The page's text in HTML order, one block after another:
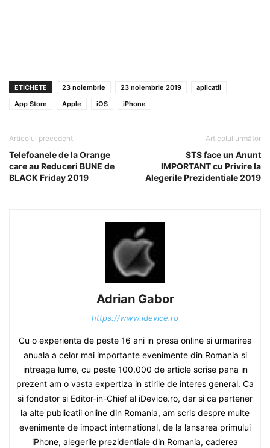
ETICHETE 23 noiembrie 23 noiembrie 2019
aplicatii
App Store
Apple iOS iPhone
Articolul precedent
Telefoanele de la Orange
care au Reduceri BUNE de
BLACK Friday 2019
Articolul următor
STS face un Anunt
IMPORTANT cu Privire la
Alegerile Prezidentiale 2019
Adrian Gabor
https://www.idevice.ro
Cu o experienta de peste 16 ani in presa online si urmarirea
anuala a celor mai importante evenimente din Romania si
intreaga lume, cu peste 100.000 de article scrise pana in
prezent am o vasta expertiza in stirile de interes general. Ca
si fondator si Editor-in-Chief al iDevice.ro, dar si ca partener
la alte publicatii online din Romania, am scris despre multe
evenimente de impact international, de la lansarea primului
iPhone, alegerile prezidentiale din Romania, caderea